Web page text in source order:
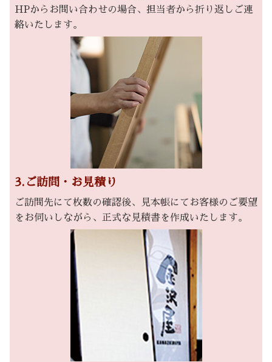
HPからお問い合わせの場合、担当者から折り返しご連
絡いたします。
3.ご訪問・お見積り
ご訪問先にて枚数の確認後、見本帳にてお客様のご要望
をお伺いしながら、正式な見積書を作成いたします。